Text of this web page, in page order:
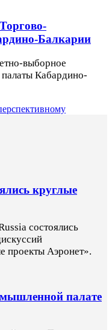
Балкарии
выборное
Кабардино-
круглые
состоялись
проекты Аэронет».
палате